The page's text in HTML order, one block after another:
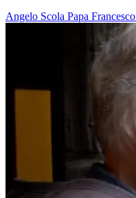
Angelo Scola Papa Francesco